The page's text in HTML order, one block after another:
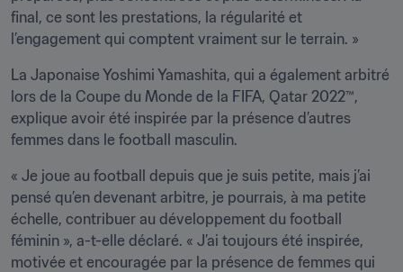
final, ce sont les prestations, la régularité et
l’engagement qui comptent vraiment sur le terrain. »
La Japonaise Yoshimi Yamashita, qui a également arbitré
lors de la Coupe du Monde de la FIFA, Qatar 2022™,
explique avoir été inspirée par la présence d’autres
femmes dans le football masculin.
« Je joue au football depuis que je suis petite, mais j’ai
pensé qu’en devenant arbitre, je pourrais, à ma petite
échelle, contribuer au développement du football
féminin », a-t-elle déclaré. « J’ai toujours été inspirée,
motivée et encouragée par la présence de femmes qui